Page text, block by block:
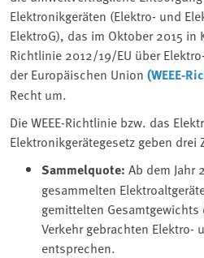
Elektronikgeräten (Elektro- und
ElektroG), das im Oktober 2015 in
Richtlinie 2012/19/EU über
der Europäischen Union (WEEE-
Recht um.
Die WEEE-Richtlinie bzw. das
Elektronikgerätegesetz geben drei
Sammelquote: Ab dem Jahr
gesammelten
gemittelten
Verkehr gebrachten Elektro-
entsprechen.